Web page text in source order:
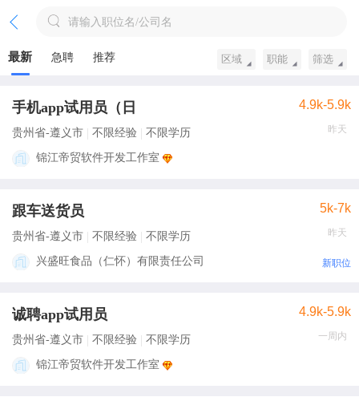
请输入职位名/公司名
最新 急聘 推荐 区域 职能 筛选
手机app试用员（日 4.9k-5.9k
昨天
贵州省-遵义市 不限经验 不限学历
锦江帝贸软件开发工作室
跟车送货员 5k-7k
昨天
贵州省-遵义市 不限经验 不限学历
新职位
兴盛旺食品（仁怀）有限责任公司
诚聘app试用员 4.9k-5.9k
一周内
贵州省-遵义市 不限经验 不限学历
锦江帝贸软件开发工作室